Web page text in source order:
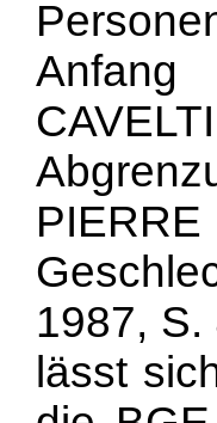
Anfang
1987,
lässt